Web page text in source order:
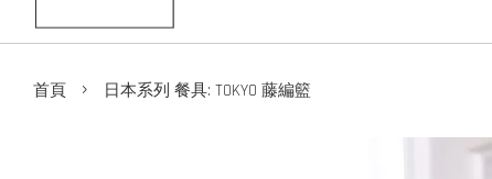
首頁 › 日本系列 餐具: TOKYO 藤編籃